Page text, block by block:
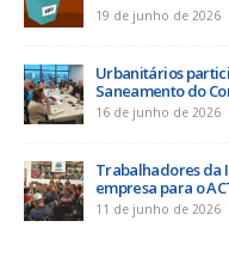
19 de junho de 2026
Urbanitários
Saneamento do
16 de junho de 2026
Trabalhadores da
empresa para o
11 de junho de 2026